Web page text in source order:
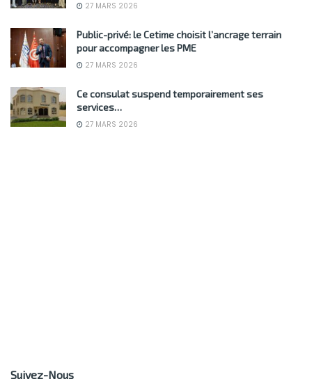
27 MARS 2026
Public-privé: le Cetime choisit l’ancrage terrain
pour accompagner les PME
27 MARS 2026
Ce consulat suspend temporairement ses
services…
27 MARS 2026
Suivez-Nous